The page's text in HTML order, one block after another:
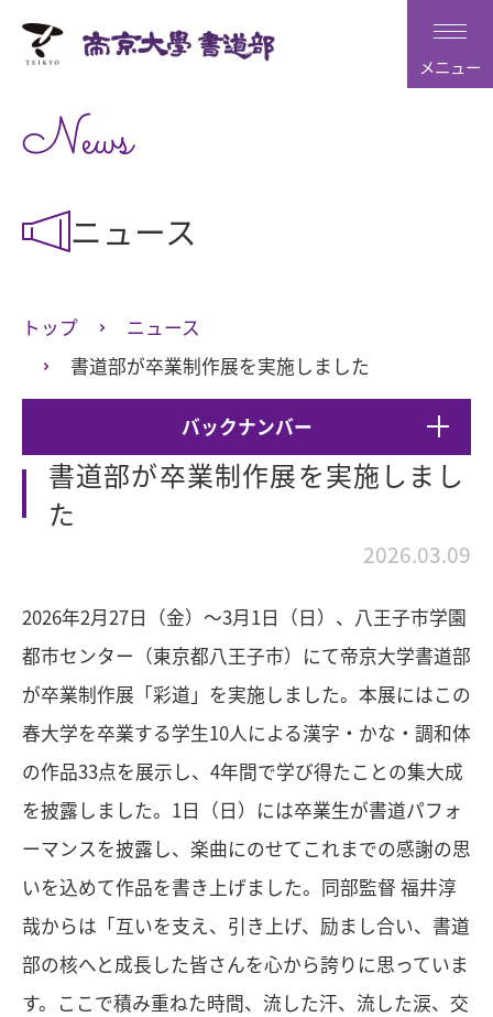
メニュー
News
ニュース
トップ
ニュース
書道部が卒業制作展を実施しました
バックナンバー
書道部が卒業制作展を実施しまし
た
2026.03.09
2026年2月27日（金）～3月1日（日）、八王子市学園
都市センター（東京都八王子市）にて帝京大学書道部
が卒業制作展「彩道」を実施しました。本展にはこの
春大学を卒業する学生10人による漢字・かな・調和体
の作品33点を展示し、 4年間で学び得たことの集大成
を披露しました。 1日（日）には卒業生が書道パフォ
ーマンスを披露し、楽曲にのせてこれまでの感謝の思
いを込めて作品を書き上げました。同部監督 福井淳
哉からは「互いを支え、引き上げ、励まし合い、書道
部の核へと成長した皆さんを心から誇りに思っていま
す。ここで積み重ねた時間、流した汗、流した涙、交